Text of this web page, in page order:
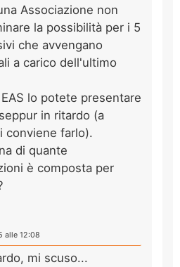
Associazione non
la possibilità per i 5
che avvengano
a carico dell'ultimo
lo potete presentare
in ritardo (a
conviene farlo).
di quante
è composta per
alle 12:08
mi scuso...